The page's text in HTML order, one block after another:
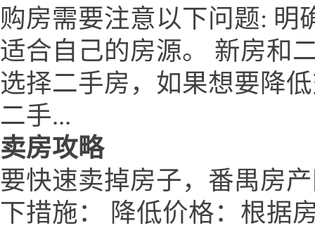
购房需要注意以下问题: 明
适合自己的房源。 新房和
选择二手房，如果想要降
二手...
卖房攻略
要快速卖掉房子，番禺房
下措施： 降低价格：根据